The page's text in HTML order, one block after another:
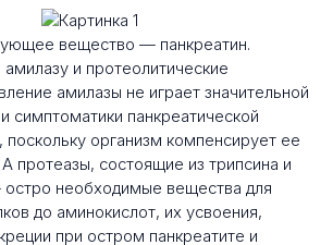
вещество — панкреатин.
и протеолитические
амилазы не играет значительной
симптоматики панкреатической
поскольку организм компенсирует ее
протеазы, состоящие из трипсина и
необходимые вещества для
до аминокислот, их усвоения,
при остром панкреатите и